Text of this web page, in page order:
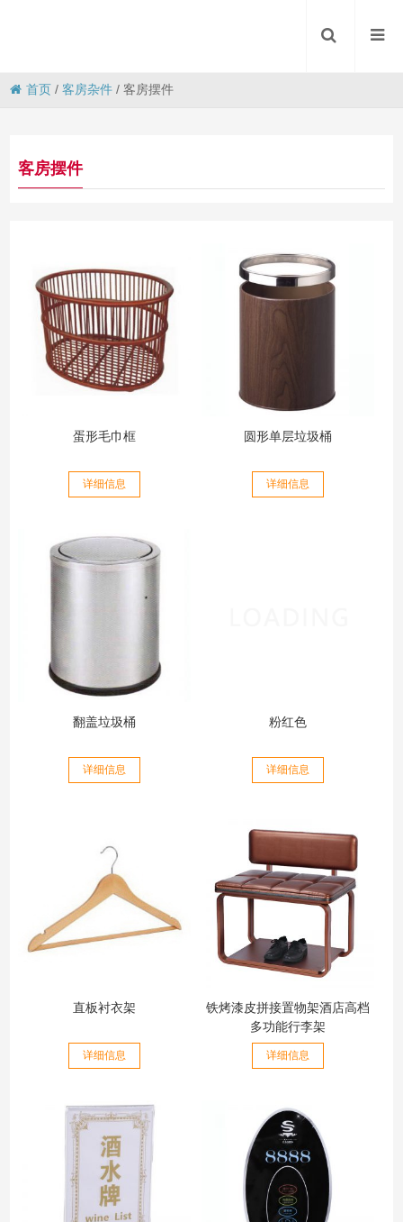
首页 /客房杂件 /客房摆件
客房摆件
蛋形毛巾框
详细信息
圆形单层垃圾桶
详细信息
翻盖垃圾桶
详细信息
粉红色
详细信息
直板衬衣架
详细信息
铁烤漆皮拼接置物架酒店高档
多功能行李架
详细信息